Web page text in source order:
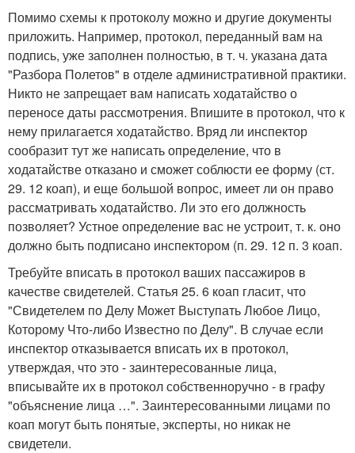
Помимо схемы к протоколу можно и другие документы
приложить. Например, протокол, переданный вам на
подпись, уже заполнен полностью, в т. ч. указана дата
"Разбора Полетов" в отделе административной практики.
Никто не запрещает вам написать ходатайство о
переносе даты рассмотрения. Впишите в протокол, что к
нему прилагается ходатайство. Вряд ли инспектор
сообразит тут же написать определение, что в
ходатайстве отказано и сможет соблюсти ее форму (ст.
29. 12 коап), и еще большой вопрос, имеет ли он право
рассматривать ходатайство. Ли это его должность
позволяет? Устное определение вас не устроит, т. к. оно
должно быть подписано инспектором (п. 29. 12 п. 3 коап.
Требуйте вписать в протокол ваших пассажиров в
качестве свидетелей. Статья 25. 6 коап гласит, что
"Свидетелем по Делу Может Выступать Любое Лицо,
Которому Что-либо Известно по Делу". В случае если
инспектор отказывается вписать их в протокол,
утверждая, что это - заинтересованные лица,
вписывайте их в протокол собственноручно - в графу
"объяснение лица …". Заинтересованными лицами по
коап могут быть понятые, эксперты, но никак не
свидетели.